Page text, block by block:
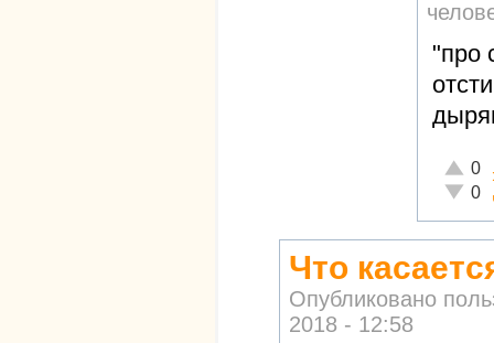
"про
0
0
Что
Опубликовано
2018 - 12:58